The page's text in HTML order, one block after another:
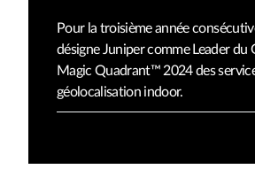
Pour la troisième année
désigne Juniper comme Leader
Magic Quadrant™ 2024 des
géolocalisation indoor.